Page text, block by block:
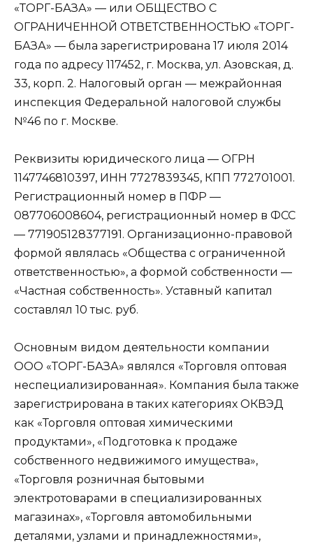
«ТОРГ-БАЗА» — или ОБЩЕСТВО С
ОГРАНИЧЕННОЙ ОТВЕТСТВЕННОСТЬЮ «ТОРГ-
БАЗА» — была зарегистрирована 17 июля 2014
года по адресу 117452, г. Москва, ул. Азовская, д.
33, корп. 2. Налоговый орган — межрайонная
инспекция Федеральной налоговой службы
№46 по г. Москве.
Реквизиты юридического лица — ОГРН
1147746810397, ИНН 7727839345, КПП 772701001.
Регистрационный номер в ПФР —
087706008604, регистрационный номер в ФСС
— 771905128377191. Организационно-правовой
формой являлась «Общества с ограниченной
ответственностью», а формой собственности —
«Частная собственность». Уставный капитал
составлял 10 тыс. руб.
Основным видом деятельности компании
ООО «ТОРГ-БАЗА» являлся «Торговля оптовая
неспециализированная». Компания была также
зарегистрирована в таких категориях ОКВЭД
как «Торговля оптовая химическими
продуктами», «Подготовка к продаже
собственного недвижимого имущества»,
«Торговля розничная бытовыми
электротоварами в специализированных
магазинах», «Торговля автомобильными
деталями, узлами и принадлежностями»,